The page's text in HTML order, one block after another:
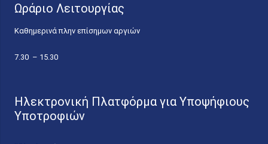
Ωράριο Λειτουργίας
Καθημερινά πλην επίσημων αργιών
7.30 – 15.30
Ηλεκτρονική Πλατφόρμα για Υποψήφιους
Υποτροφιών